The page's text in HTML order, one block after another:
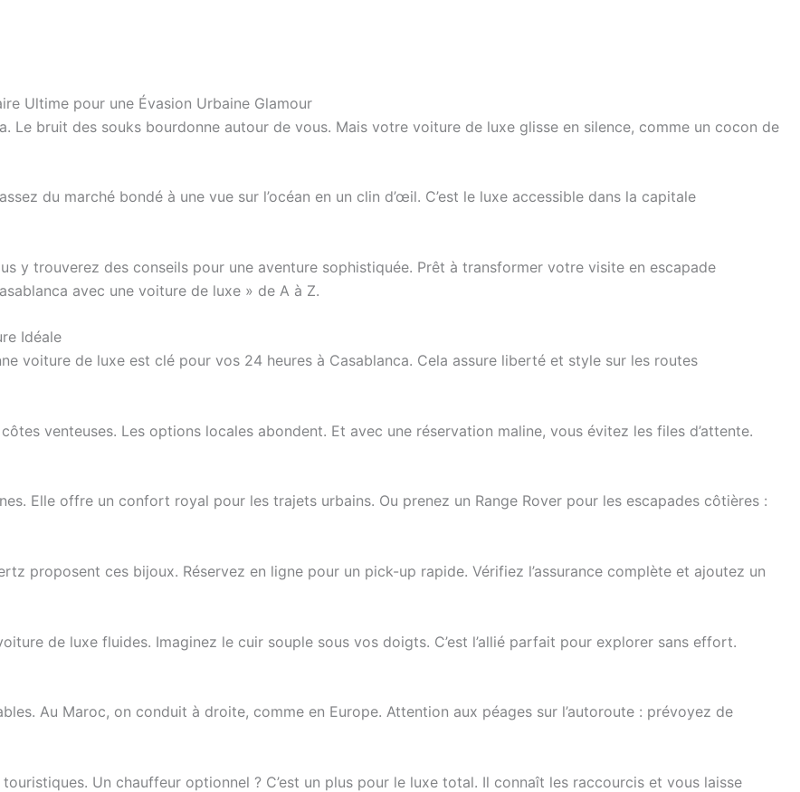
Ultime pour une Évasion Urbaine Glamour
Le bruit des souks bourdonne autour de vous. Mais votre voiture de luxe glisse en silence, comme un cocon de
du marché bondé à une vue sur l’océan en un clin d’œil. C’est le luxe accessible dans la capitale
y trouverez des conseils pour une aventure sophistiquée. Prêt à transformer votre visite en escapade
avec une voiture de luxe » de A à Z.
Idéale
voiture de luxe est clé pour vos 24 heures à Casablanca. Cela assure liberté et style sur les routes
venteuses. Les options locales abondent. Et avec une réservation maline, vous évitez les files d’attente.
Elle offre un confort royal pour les trajets urbains. Ou prenez un Range Rover pour les escapades côtières :
proposent ces bijoux. Réservez en ligne pour un pick-up rapide. Vérifiez l’assurance complète et ajoutez un
de luxe fluides. Imaginez le cuir souple sous vos doigts. C’est l’allié parfait pour explorer sans effort.
Au Maroc, on conduit à droite, comme en Europe. Attention aux péages sur l’autoroute : prévoyez de
Un chauffeur optionnel ? C’est un plus pour le luxe total. Il connaît les raccourcis et vous laisse